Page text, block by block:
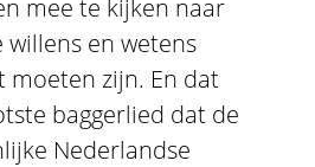
mee te kijken naar
willens en wetens
moeten zijn. En dat
baggerlied dat de
Nederlandse